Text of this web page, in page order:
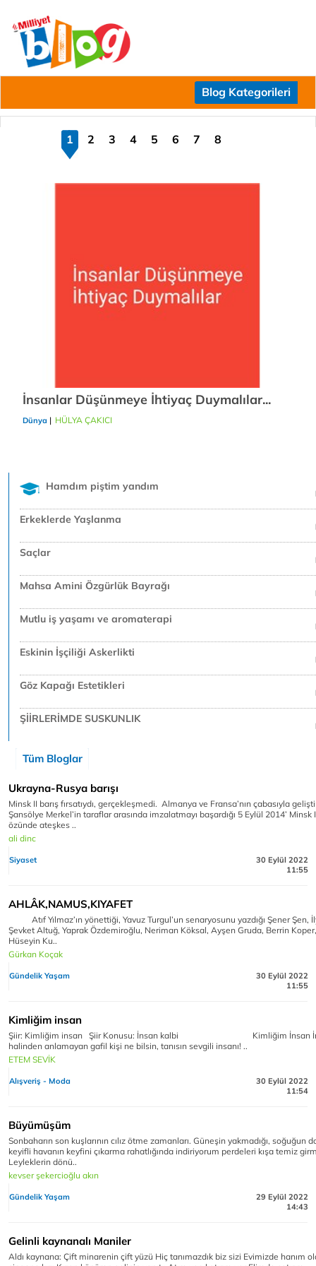
Blog Kategorileri
1 2 3 4 5 6 7 8
İnsanlar Düşünmeye İhtiyaç Duymalılar...
Dünya | HÜLYA ÇAKICI
Hamdım piştim yandım
Erkeklerde Yaşlanma
Saçlar
Mahsa Amini Özgürlük Bayrağı
Mutlu iş yaşamı ve aromaterapi
Eskinin İşçiliği Askerlikti
Göz Kapağı Estetikleri
ŞİİRLERİMDE SUSKUNLIK
Tüm Bloglar
Ukrayna-Rusya barışı
Minsk II barış fırsatıydı, gerçekleşmedi. Almanya ve Fransa’nın çabasıyla
Şansölye Merkel’in taraflar arasında imzalatmayı başardığı 5 Eylül 2014’ Minsk
özünde ateşkes ..
ali dinc
Siyaset
30 Eylül 2022
11:55
AHLÂK,NAMUS,KIYAFET
Atıf Yılmaz’ın yönettiği, Yavuz Turgul’un senaryosunu yazdığı Şener Şen,
Şevket Altuğ, Yaprak Özdemiroğlu, Neriman Köksal, Ayşen Gruda, Berrin
Hüseyin Ku..
Gürkan Koçak
Gündelik Yaşam
30 Eylül 2022
11:55
Kimliğim insan
Şiir: Kimliğim insan Şiir Konusu: İnsan kalbi Kimliğim İnsan
halinden anlamayan gafil kişi ne bilsin, tanısın sevgili insanı! ..
ETEM SEVİK
Alışveriş - Moda
30 Eylül 2022
11:54
Büyümüşüm
Sonbaharın son kuşlarının cılız ötme zamanları. Güneşin yakmadığı, soğuğun
keyifli havanın keyfini çıkarma rahatlığında indiriyorum perdeleri kışa temiz
Leyleklerin dönü..
kevser şekercioğlu akın
Gündelik Yaşam
29 Eylül 2022
14:43
Gelinli kaynanalı Maniler
Aldı kaynana: Çift minarenin çift yüzü Hiç tanımazdık biz sizi Evimizde hanım